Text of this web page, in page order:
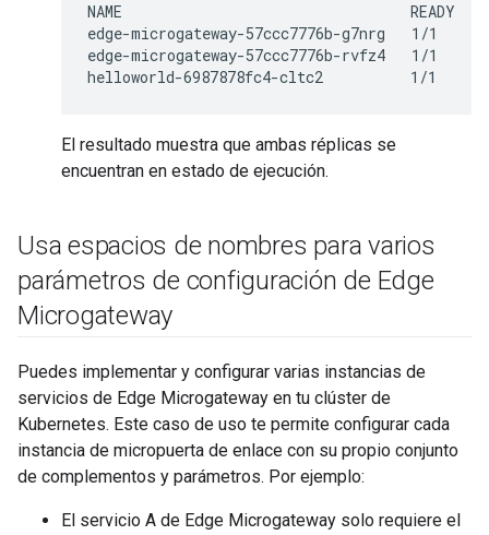
NAME                                 READY
edge-microgateway-57ccc7776b-g7nrg   1/1
edge-microgateway-57ccc7776b-rvfz4   1/1
El resultado muestra que ambas réplicas se
encuentran en estado de ejecución.
Usa espacios de nombres para varios
parámetros de configuración de Edge
Microgateway
Puedes implementar y configurar varias instancias de
servicios de Edge Microgateway en tu clúster de
Kubernetes. Este caso de uso te permite configurar cada
instancia de micropuerta de enlace con su propio conjunto
de complementos y parámetros. Por ejemplo:
El servicio A de Edge Microgateway solo requiere el